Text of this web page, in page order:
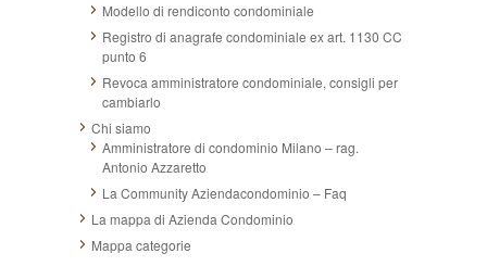
Modello di rendiconto condominiale
Registro di anagrafe condominiale ex art. 1130 CC
punto 6
Revoca amministratore condominiale, consigli per
cambiarlo
Chi siamo
Amministratore di condominio Milano – rag.
Antonio Azzaretto
La Community Aziendacondominio – Faq
La mappa di Azienda Condominio
Mappa categorie